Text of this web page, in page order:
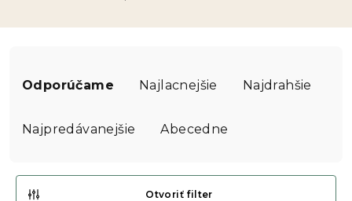
Odporúčame Najlacnejšie Najdrahšie
Najpredávanejšie Abecedne
Otvoriť filter